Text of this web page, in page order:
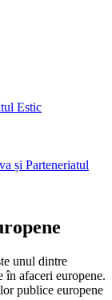
Estic
și Parteneriatul
unul dintre
în afaceri europene.
publice europene